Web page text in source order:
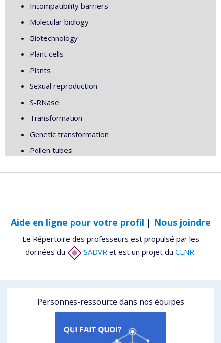
Incompatibility barriers
Molecular biology
Biotechnology
Plant cells
Plants
Sexual reproduction
S-RNase
Transformation
Genetic transformation
Pollen tubes
Aide en ligne pour votre profil | Nous joindre
Le Répertoire des professeurs est propulsé par les
données du
SADVR et est un projet du CENR.
Personnes-ressource dans nos équipes